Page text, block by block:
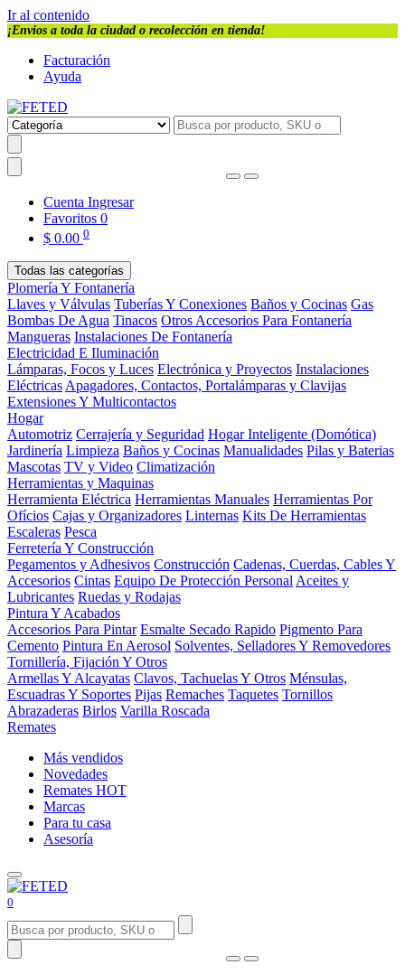
Ir al contenido
¡Envios a toda la ciudad o recolección en tienda!
Facturación
Ayuda
Cuenta Ingresar
Favoritos 0
$ 0.00 0
Todas las categorías
Plomería Y Fontanería
Llaves y Válvulas Tuberías Y Conexiones Baños y Cocinas Gas
Bombas De Agua Tinacos Otros Accesorios Para Fontanería
Mangueras Instalaciones De Fontanería
Electricidad E Iluminación
Lámparas, Focos y Luces Electrónica y Proyectos Instalaciones
Eléctricas Apagadores, Contactos, Portalámparas y Clavijas
Extensiones Y Multicontactos
Hogar
Automotriz Cerrajería y Seguridad Hogar Inteligente (Domótica)
Jardinería Limpieza Baños y Cocinas Manualidades Pilas y Baterias
Mascotas TV y Video Climatización
Herramientas y Maquinas
Herramienta Eléctrica Herramientas Manuales Herramientas Por
Ofícios Cajas y Organizadores Linternas Kits De Herramientas
Escaleras Pesca
Ferretería Y Construcción
Pegamentos y Adhesivos Construcción Cadenas, Cuerdas, Cables Y
Accesorios Cintas Equipo De Protección Personal Aceites y
Lubricantes Ruedas y Rodajas
Pintura Y Acabados
Accesorios Para Pintar Esmalte Secado Rapido Pigmento Para
Cemento Pintura En Aerosol Solventes, Selladores Y Removedores
Tornillería, Fijación Y Otros
Armellas Y Alcayatas Clavos, Tachuelas Y Otros Ménsulas,
Escuadras Y Soportes Pijas Remaches Taquetes Tornillos
Abrazaderas Birlos Varilla Roscada
Remates
Más vendidos
Novedades
Remates HOT
Marcas
Para tu casa
Asesoría
0